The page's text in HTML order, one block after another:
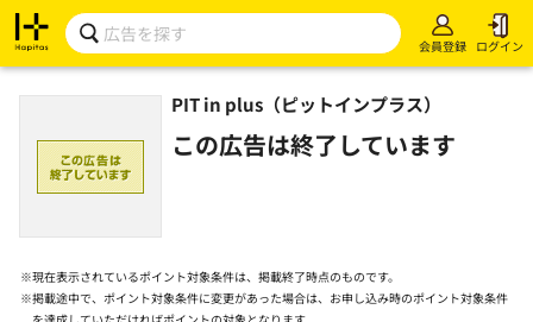
会員登録 ログイン
PIT in plus（ピットインプラス）
この広告は終了しています
※現在表示されているポイント対象条件は、掲載終了時点のものです。
※掲載途中で、ポイント対象条件に変更があった場合は、お申し込み時のポイント対象条件